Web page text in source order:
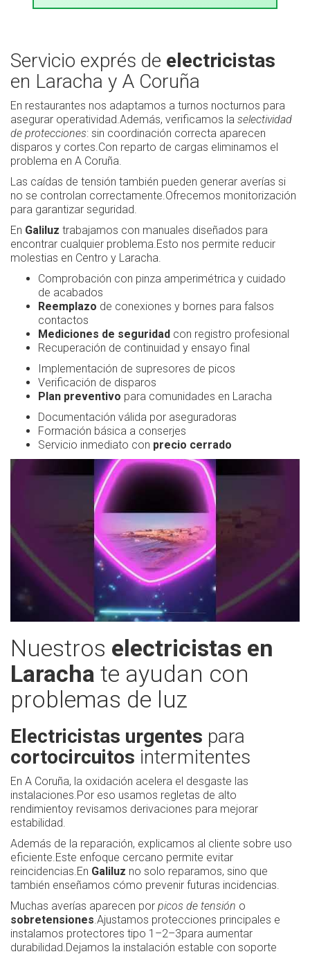
Servicio exprés de electricistas
en Laracha y A Coruña
En restaurantes nos adaptamos a turnos nocturnos para
asegurar operatividad.Además, verificamos la selectividad
de protecciones: sin coordinación correcta aparecen
disparos y cortes.Con reparto de cargas eliminamos el
problema en A Coruña.
Las caídas de tensión también pueden generar averías si
no se controlan correctamente.Ofrecemos monitorización
para garantizar seguridad.
En Galiluz trabajamos con manuales diseñados para
encontrar cualquier problema.Esto nos permite reducir
molestias en Centro y Laracha.
Comprobación con pinza amperimétrica y cuidado
de acabados
Reemplazo de conexiones y bornes para falsos
contactos
Mediciones de seguridad con registro profesional
Recuperación de continuidad y ensayo final
Implementación de supresores de picos
Verificación de disparos
Plan preventivo para comunidades en Laracha
Documentación válida por aseguradoras
Formación básica a conserjes
Servicio inmediato con precio cerrado
Nuestros electricistas en
Laracha te ayudan con
problemas de luz
Electricistas urgentes para
cortocircuitos intermitentes
En A Coruña, la oxidación acelera el desgaste las
instalaciones.Por eso usamos regletas de alto
rendimientoy revisamos derivaciones para mejorar
estabilidad.
Además de la reparación, explicamos al cliente sobre uso
eficiente.Este enfoque cercano permite evitar
reincidencias.En Galiluz no solo reparamos, sino que
también enseñamos cómo prevenir futuras incidencias.
Muchas averías aparecen por picos de tensión o
sobretensiones.Ajustamos protecciones principales e
instalamos protectores tipo 1–2–3para aumentar
durabilidad.Dejamos la instalación estable con soporte